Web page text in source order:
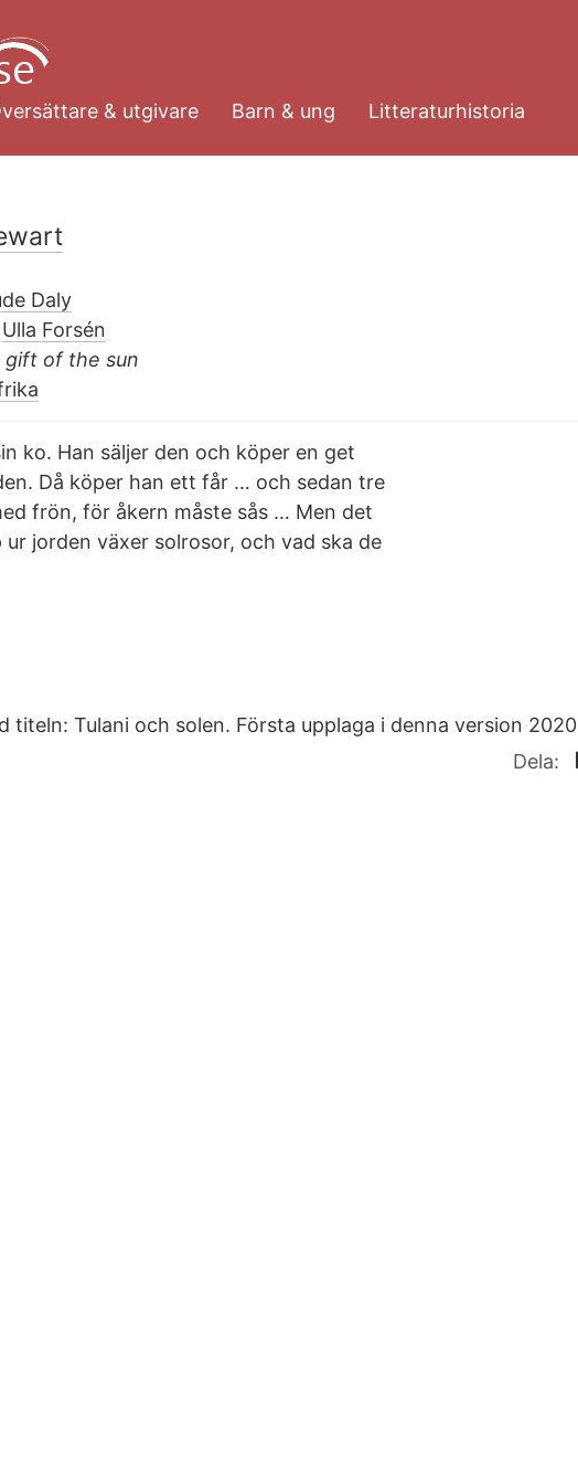
& utgivare Barn & ung Litteraturhistoria
Daly
Ulla Forsén
gift of the sun
ko. Han säljer den och köper en get
Då köper han ett får … och sedan tre
frön, för åkern måste sås … Men det
jorden växer solrosor, och vad ska de
titeln: Tulani och solen. Första upplaga i denna version 2020
Dela: